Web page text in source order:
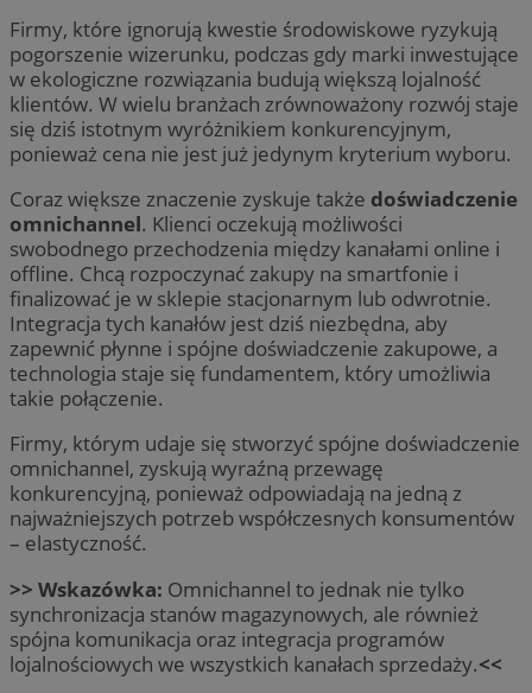
Firmy, które ignorują kwestie środowiskowe ryzykują
pogorszenie wizerunku, podczas gdy marki inwestujące
w ekologiczne rozwiązania budują większą lojalność
klientów. W wielu branżach zrównoważony rozwój staje
się dziś istotnym wyróżnikiem konkurencyjnym,
ponieważ cena nie jest już jedynym kryterium wyboru.
Coraz większe znaczenie zyskuje także doświadczenie
omnichannel. Klienci oczekują możliwości
swobodnego przechodzenia między kanałami online i
offline. Chcą rozpoczynać zakupy na smartfonie i
finalizować je w sklepie stacjonarnym lub odwrotnie.
Integracja tych kanałów jest dziś niezbędna, aby
zapewnić płynne i spójne doświadczenie zakupowe, a
technologia staje się fundamentem, który umożliwia
takie połączenie.
Firmy, którym udaje się stworzyć spójne doświadczenie
omnichannel, zyskują wyraźną przewagę
konkurencyjną, ponieważ odpowiadają na jedną z
najważniejszych potrzeb współczesnych konsumentów
– elastyczność.
>> Wskazówka: Omnichannel to jednak nie tylko
synchronizacja stanów magazynowych, ale również
spójna komunikacja oraz integracja programów
lojalnościowych we wszystkich kanałach sprzedaży.<<